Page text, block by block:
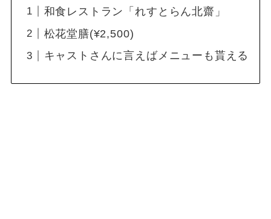
和食レストラン「れすとらん北齋」
松花堂膳(¥2,500)
キャストさんに言えばメニューも貰える